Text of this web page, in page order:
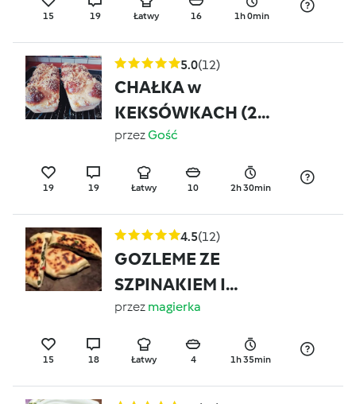
15 19 Łatwy 16 1h 0min
5.0(12)
CHAŁKA w
KEKSÓWKACH (2
sztuki)
przezGość
19 19 Łatwy 10 2h 30min
4.5(12)
GOZLEME ZE
SZPINAKIEM I
MOZZARELLĄ
przez magierka
15 18 Łatwy 4 1h 35min